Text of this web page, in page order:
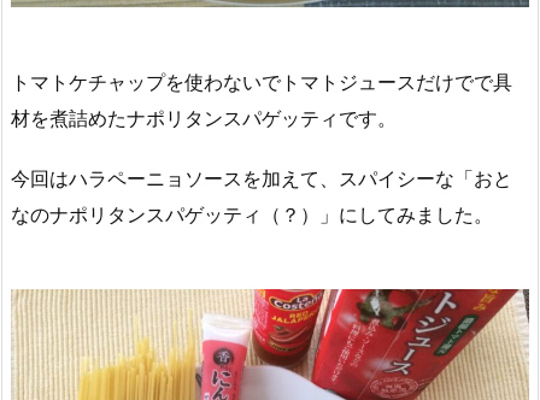
トマトケチャップを使わないでトマトジュースだけでで具
材を煮詰めたナポリタンスパゲッティです。
今回はハラペーニョソースを加えて、スパイシーな「おと
なのナポリタンスパゲッティ（？）」にしてみました。